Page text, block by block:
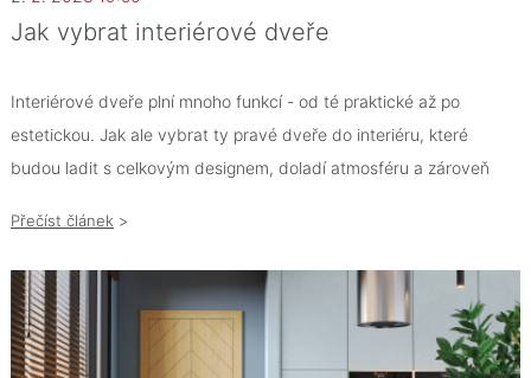
Jak vybrat interiérové dveře
Interiérové dveře plní mnoho funkcí - od té praktické až po
estetickou. Jak ale vybrat ty pravé dveře do interiéru, které
budou ladit s celkovým designem, doladí atmosféru a zároveň
Přečíst článek >